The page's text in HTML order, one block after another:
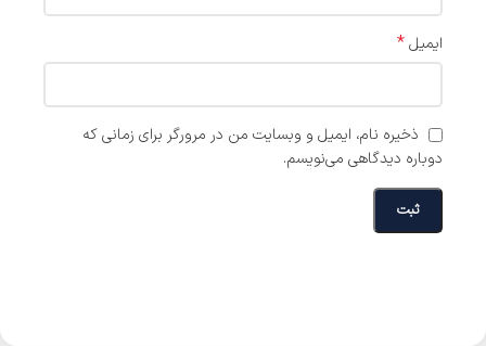
ایمیل*
ذخیره نام، ایمیل و وبسایت من در مرورگر برای زمانی که
دوباره دیدگاهی می‌نویسم.